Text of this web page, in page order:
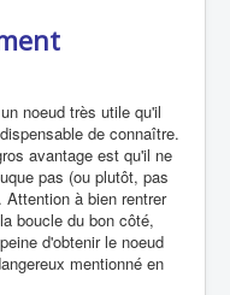
noeud très utile qu'il
de connaître.
avantage est qu'il ne
pas (ou plutôt, pas
Attention à bien rentrer
boucle du bon côté,
d'obtenir le noeud
mentionné en